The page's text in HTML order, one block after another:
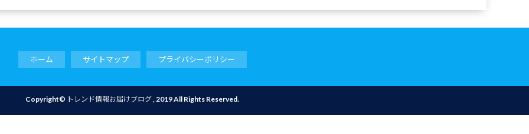
ホーム サイトマップ プライバシーポリシー
Copyright© トレンド情報お届けブログ, 2019 All Rights Reserved.